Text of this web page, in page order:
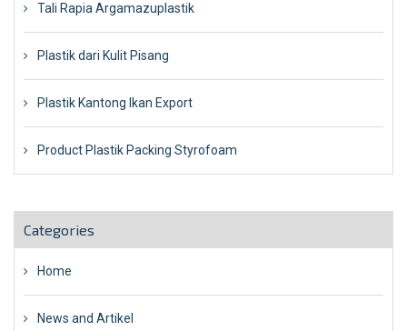
Tali Rapia Argamazuplastik
Plastik dari Kulit Pisang
Plastik Kantong Ikan Export
Product Plastik Packing Styrofoam
Categories
Home
News and Artikel